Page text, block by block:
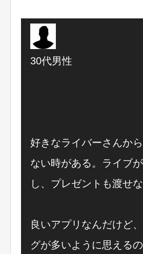
30代男性
好きなライバーさんか
ない時がある。ライブ
し、プレゼントも渡せな
良いアプリなんだけど
グが多いように思える